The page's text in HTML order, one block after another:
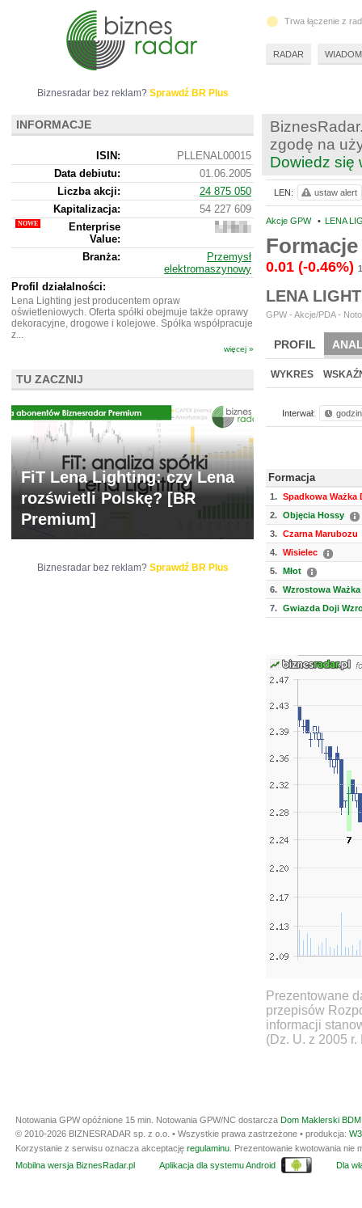
zgodę na
Dowiedz się
Akcje GPW • LENA
0.01 (-0.46%)
LENA
GPW - Akcje/PDA -
PROFIL
BR LAB
WYKRES
Interwał:
Formacja
1. Spadkowa Ważka
2. Objęcia Hossy
3. Czarna Marubozu
4. Wisielec
5. Młot
6. Wzrostowa
7. Gwiazda Doji
Prezentowane
przepisów
informacji
(Dz. U. z 2005
LEN: ustaw alert
Biznesradar bez reklam? Sprawdź BR Plus
INFORMACJE
ISIN:
PLLENAL00015
Data debiutu:
01.06.2005
Liczba akcji:
24 875 050
Kapitalizacja:
54 227 609
Enterprise
Value:
58
609
Branża:
Przemysł
elektromaszynowy
Profil działalności:
Lena Lighting jest producentem opraw
oświetleniowych. Oferta spółki obejmuje także oprawy
dekoracyjne, drogowe i kolejowe. Spółka współpracuje
z...
więcej »
TU ZACZNIJ
FiT Lena Lighting: czy Lena
rozświetli Polskę? [BR
Premium]
Biznesradar bez reklam? Sprawdź BR Plus
Trwa łączenie z
RADAR
Notowania GPW opóźnione 15 min. Notowania GPW/NC dostarcza Dom Maklerski
© 2010-2026 BIZNESRADAR sp. z o.o. • Wszystkie prawa zastrzeżone • produkcja:
Korzystanie z serwisu oznacza akceptację regulaminu . Prezentowanie kwotowania
Mobilna wersja BiznesRadar.pl
Aplikacja dla systemu Android Dla